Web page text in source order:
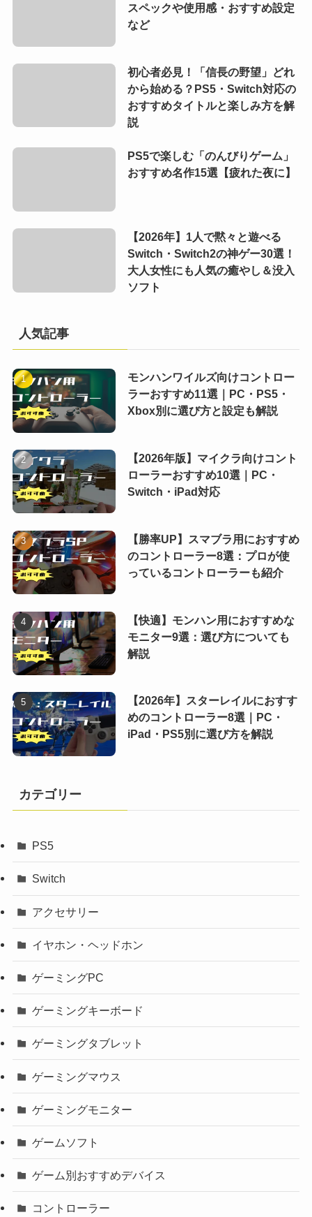
スペックや使用感・おすすめ設定
など
初心者必見！「信長の野望」どれ
から始める？PS5・Switch対応の
おすすめタイトルと楽しみ方を解
説
PS5で楽しむ「のんびりゲーム」
おすすめ名作15選【疲れた夜に】
【2026年】1人で黙々と遊べる
Switch・Switch2の神ゲー30選！
大人女性にも人気の癒やし＆没入
ソフト
人気記事
モンハンワイルズ向けコントロー
ラーおすすめ11選｜PC・PS5・
Xbox別に選び方と設定も解説
【2026年版】マイクラ向けコント
ローラーおすすめ10選｜PC・
Switch・iPad対応
【勝率UP】スマブラ用におすすめ
のコントローラー8選：プロが使
っているコントローラーも紹介
【快適】モンハン用におすすめな
モニター9選：選び方についても
解説
【2026年】スターレイルにおすす
めのコントローラー8選｜PC・
iPad・PS5別に選び方を解説
カテゴリー
PS5
Switch
アクセサリー
イヤホン・ヘッドホン
ゲーミングPC
ゲーミングキーボード
ゲーミングタブレット
ゲーミングマウス
ゲーミングモニター
ゲームソフト
ゲーム別おすすめデバイス
コントローラー